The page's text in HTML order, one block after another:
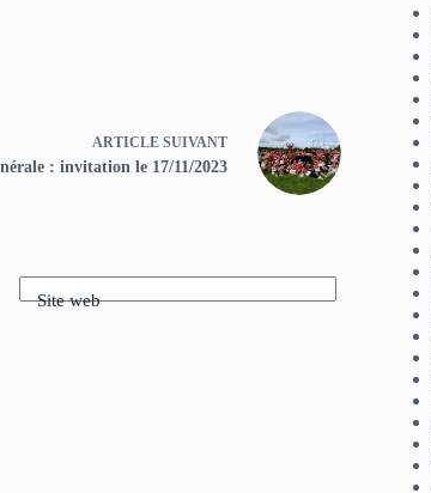
ARTICLESUIVANT
: invitation le 17/11/2023
Site web